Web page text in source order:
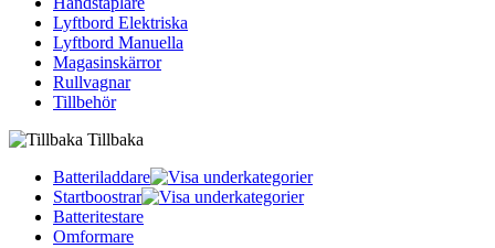
Lyftbord Elektriska
Lyftbord Manuella
Magasinskärror
Rullvagnar
Tillbehör
Tillbaka
Batteriladdare
Startboostrar
Batteritestare
Omformare